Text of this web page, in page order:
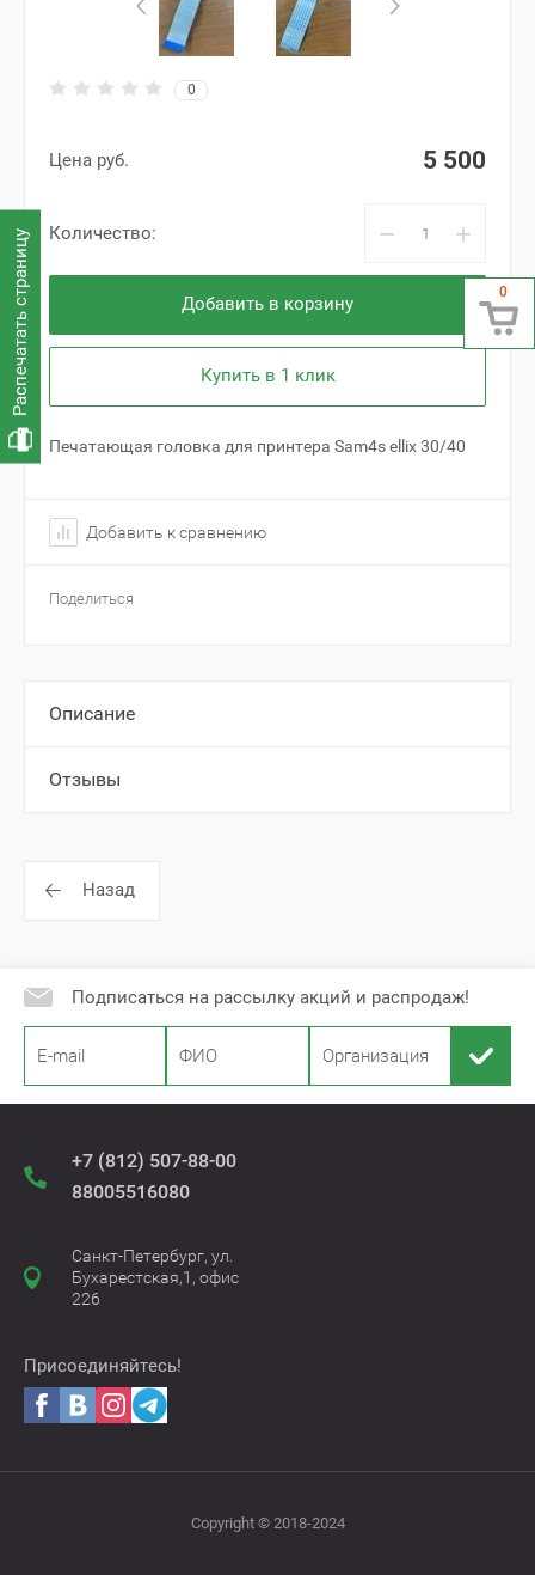
0
0
Цена руб. 5 500
Количество: − +
Добавить в корзину
Купить в 1 клик
Печатающая головка для принтера Sam4s ellix 30/40
Добавить к сравнению
Поделиться
Описание
Отзывы
Назад
Подписаться на рассылку акций и распродаж!
+7 (812) 507-88-00
88005516080
Санкт-Петербург, ул.
Бухарестская,1, офис
226
Присоединяйтесь!
Copyright © 2018-2024
Распечатать страницу